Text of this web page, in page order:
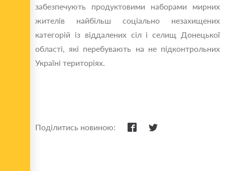
забезпечують продуктовими наборами мирних
жителів найбільш соціально незахищених
категорій із віддалених сіл і селищ Донецької
області, які перебувають на не підконтрольних
Україні територіях.
Поділитись новиною: